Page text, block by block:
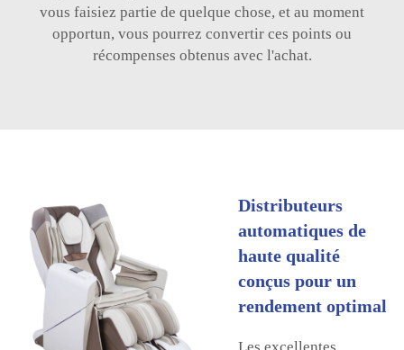
vous faisiez partie de quelque chose, et au moment
opportun, vous pourrez convertir ces points ou
récompenses obtenus avec l'achat.
Distributeurs
automatiques de
haute qualité
conçus pour un
rendement optimal